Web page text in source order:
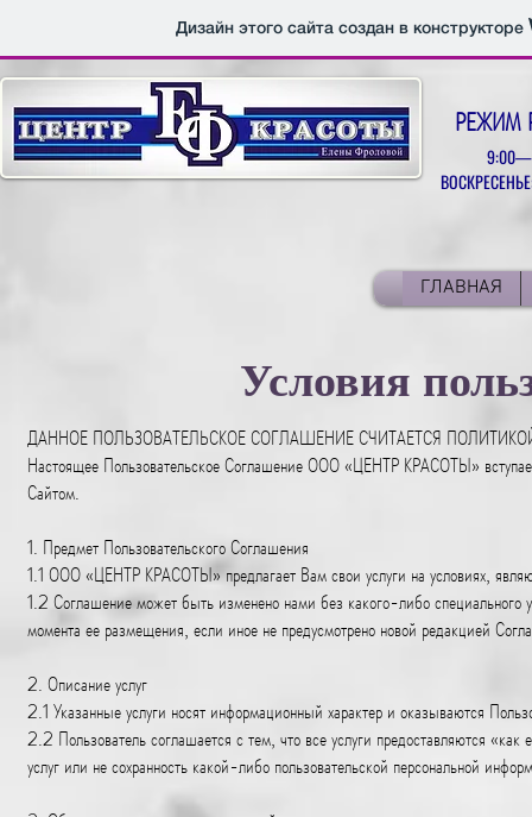
Дизайн этого сайта создан в конструкторе
РЕЖИМ
ГЛАВНАЯ
Условия
ДАННОЕ ПОЛЬЗОВАТЕЛЬСКОЕ СОГЛАШЕНИЕ СЧИТАЕТСЯ
Настоящее Пользовательское Соглашение ООО «ЦЕНТР КРАСОТЫ»
Сайтом.
1. Предмет Пользовательского Соглашения
1.1 ООО «ЦЕНТР КРАСОТЫ» предлагает Вам свои услуги на условиях,
1.2 Соглашение может быть изменено нами без какого-либо специального
момента ее размещения, если иное не предусмотрено новой редакцией
2. Описание услуг
2.1 Указанные услуги носят информационный характер и оказываются
2.2 Пользователь соглашается с тем, что все услуги предоставляются
услуг или не сохранность какой-либо пользовательской персональной